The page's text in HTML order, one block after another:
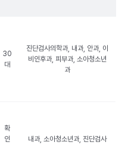
30
대
진단검사의학과, 내과, 안과, 이
비인후과, 피부과, 소아청소년
과
확
인
내과, 소아청소년과, 진단검사